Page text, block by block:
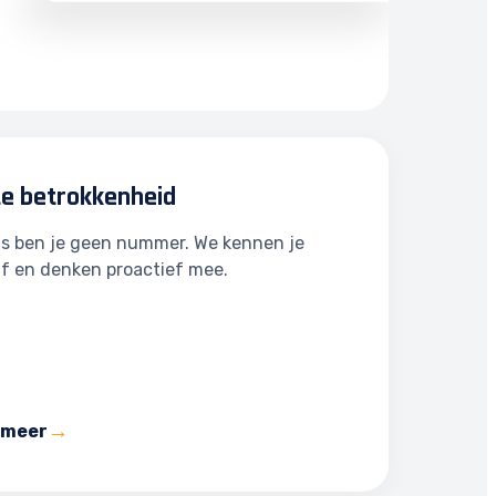
betrokkenheid
ben je geen nummer. We kennen je
en denken proactief mee.